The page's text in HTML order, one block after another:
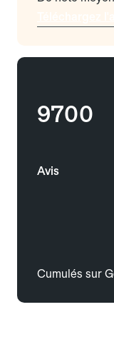
9700
Avis
Cumulés sur